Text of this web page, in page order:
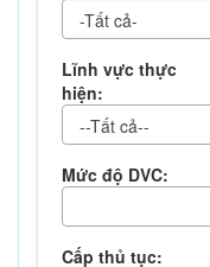
-Tất cả-
Lĩnh vực thực
hiện:
--Tất cả--
Mức độ DVC:
Cấp thủ tục: